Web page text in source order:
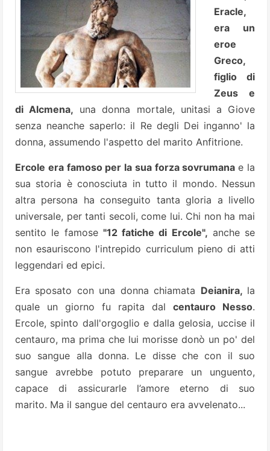
Eracle,
era un
eroe
Greco,
figlio di
Zeus e
di Alcmena, una donna mortale, unitasi a Giove
senza neanche saperlo: il Re degli Dei inganno' la
donna, assumendo l'aspetto del marito Anfitrione.
Ercole era famoso per la sua forza sovrumanae la
sua storia è conosciuta in tutto il mondo. Nessun
altra persona ha conseguito tanta gloria a livello
universale, per tanti secoli, come lui. Chi non ha mai
sentito le famose "12 fatiche di Ercole", anche se
non esauriscono l'intrepido curriculum pieno di atti
leggendari ed epici.
Era sposato con una donna chiamata Deianira, la
quale un giorno fu rapita dal centauro Nesso.
Ercole, spinto dall'orgoglio e dalla gelosia, uccise il
centauro, ma prima che lui morisse donò un po' del
suo sangue alla donna. Le disse che con il suo
sangue avrebbe potuto preparare un unguento,
capace di assicurarle l’amore eterno di suo
marito. Ma il sangue del centauro era avvelenato...